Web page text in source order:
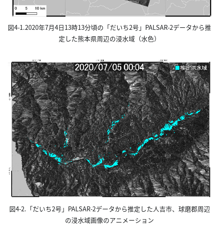
図4-1.2020年7月4日13時13分頃の「だいち2号」PALSAR-2データから推
定した熊本県周辺の浸水域（水色）
図4-2.「だいち2号」PALSAR-2データから推定した人吉市、球磨郡周辺
の浸水域画像のアニメーション